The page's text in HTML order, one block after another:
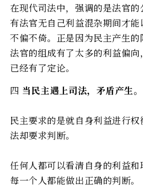
在现代司法中，强调的是法官的
有法官无自己利益混杂期间才
不偏不倚。正是因为民主产生
法官的组成有了太多的利益偏
已经有了定论。
四 当民主遇上司法，矛盾产生。
民主要求的是就自身利益进行
法却要求判断。
任何人都可以看清自身的利益
每一个人都能做出正确的判断。